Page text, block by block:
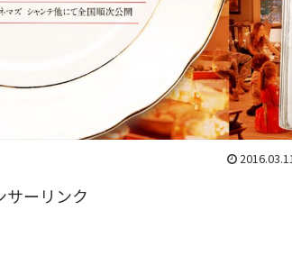
2016.03.11
サーリンク